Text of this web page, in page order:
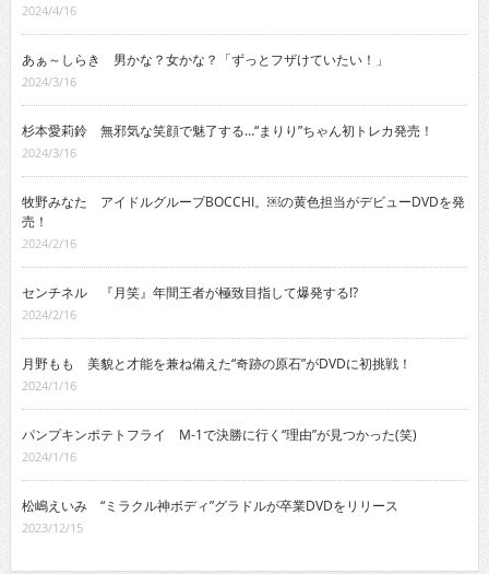
2024/4/16
あぁ～しらき 男かな？女かな？「ずっとフザけていたい！」
2024/3/16
杉本愛莉鈴 無邪気な笑顔で魅了する…“まりり”ちゃん初トレカ発売！
2024/3/16
牧野みなた アイドルグループBOCCHI。￼の黄色担当がデビューDVDを発
売！
2024/2/16
センチネル 『月笑』年間王者が極致目指して爆発する!?
2024/2/16
月野もも 美貌と才能を兼ね備えた“奇跡の原石”がDVDに初挑戦！
2024/1/16
パンプキンポテトフライ M-1で決勝に行く“理由”が見つかった(笑)
2024/1/16
松嶋えいみ “ミラクル神ボディ”グラドルが卒業DVDをリリース
2023/12/15